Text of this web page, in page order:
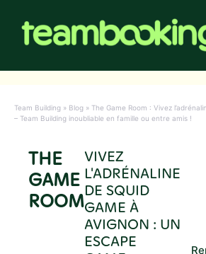
contenu
Team Building » Blog » The Game Room : Vivez
– Team Building inoubliable en famille ou entre amis !
THE
GAME
ROOM
VIVEZ
L'ADRÉNALINE
DE SQUID
GAME À
AVIGNON : UN
ESCAPE